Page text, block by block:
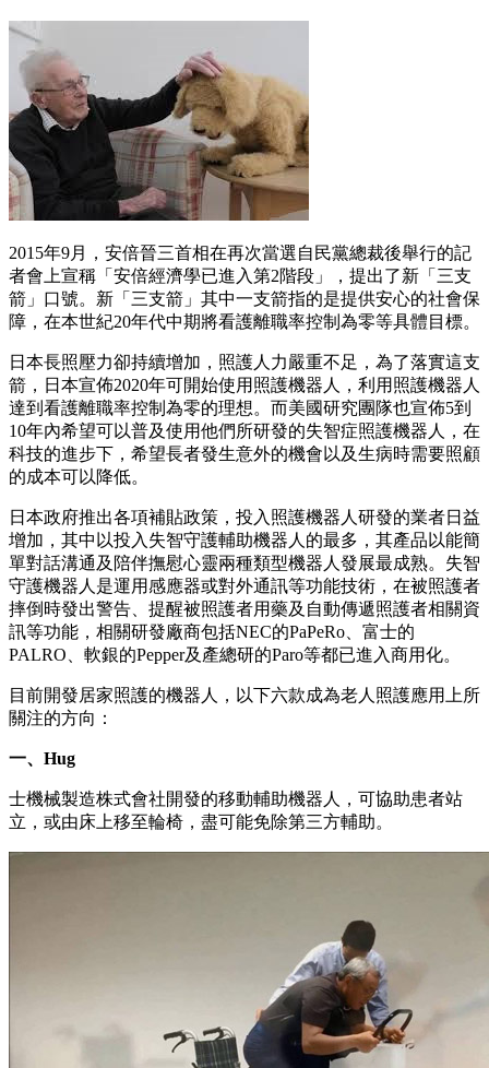
2015年9月，安倍晉三首相在再次當選自民黨總裁後舉行的記
者會上宣稱「安倍經濟學已進入第2階段」，提出了新「三支
箭」口號。新「三支箭」其中一支箭指的是提供安心的社會保
障，在本世紀20年代中期將看護離職率控制為零等具體目標。
日本長照壓力卻持續增加，照護人力嚴重不足，為了落實這支
箭，日本宣佈2020年可開始使用照護機器人，利用照護機器人
達到看護離職率控制為零的理想。而美國研究團隊也宣佈5到
10年內希望可以普及使用他們所研發的失智症照護機器人，在
科技的進步下，希望長者發生意外的機會以及生病時需要照顧
的成本可以降低。
日本政府推出各項補貼政策，投入照護機器人研發的業者日益
增加，其中以投入失智守護輔助機器人的最多，其產品以能簡
單對話溝通及陪伴撫慰心靈兩種類型機器人發展最成熟。失智
守護機器人是運用感應器或對外通訊等功能技術，在被照護者
摔倒時發出警告、提醒被照護者用藥及自動傳遞照護者相關資
訊等功能，相關研發廠商包括NEC的PaPeRo、富士的
PALRO、軟銀的Pepper及產總研的Paro等都已進入商用化。
目前開發居家照護的機器人，以下六款成為老人照護應用上所
關注的方向：
一、Hug
士機械製造株式會社開發的移動輔助機器人，可協助患者站
立，或由床上移至輪椅，盡可能免除第三方輔助。